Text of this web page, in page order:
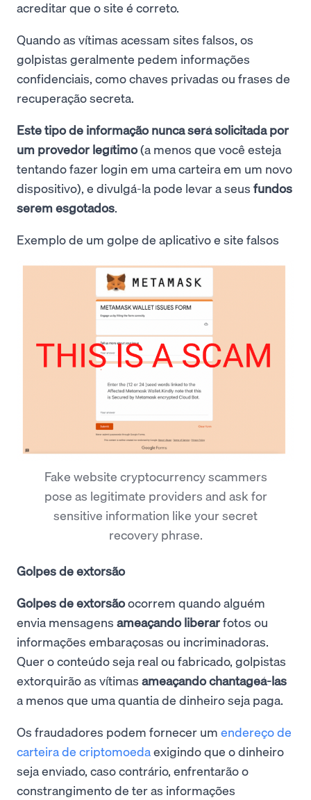
acreditar que o site é correto.
Quando as vítimas acessam sites falsos, os
golpistas geralmente pedem informações
confidenciais, como chaves privadas ou frases de
recuperação secreta.
Este tipo de informação nunca será solicitada por
um provedor legítimo(a menos que você esteja
tentando fazer login em uma carteira em um novo
dispositivo), e divulgá-la pode levar a seus fundos
serem esgotados.
Exemplo de um golpe de aplicativo e site falsos
Fake website cryptocurrency scammers
pose as legitimate providers and ask for
sensitive information like your secret
recovery phrase.
Golpes de extorsão
Golpes de extorsãoocorrem quando alguém
envia mensagens ameaçando liberarfotos ou
informações embaraçosas ou incriminadoras.
Quer o conteúdo seja real ou fabricado, golpistas
extorquirão as vítimas ameaçando chantageá-las
a menos que uma quantia de dinheiro seja paga.
Os fraudadores podem fornecer um endereço de
carteira de criptomoedaexigindo que o dinheiro
seja enviado, caso contrário, enfrentarão o
constrangimento de ter as informações